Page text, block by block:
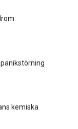
kemiska